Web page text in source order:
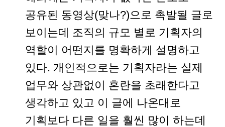
공유된 동영상(맞나?)으로 촉발될 글로
보이는데 조직의 규모 별로 기획자의
역할이 어떤지를 명확하게 설명하고
있다. 개인적으로는 기획자라는 실제
업무와 상관없이 혼란을 초래한다고
생각하고 있고 이 글에 나온대로
기획보다 다른 일을 훨씬 많이 하는데